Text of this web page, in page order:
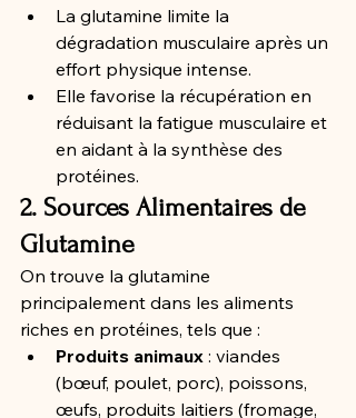
La glutamine limite la
dégradation musculaire après un
effort physique intense.
Elle favorise la récupération en
réduisant la fatigue musculaire et
en aidant à la synthèse des
protéines.
2. Sources Alimentaires de
Glutamine
On trouve la glutamine
principalement dans les aliments
riches en protéines, tels que :
Produits animaux : viandes
(bœuf, poulet, porc), poissons,
œufs, produits laitiers (fromage,